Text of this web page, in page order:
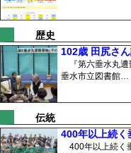
歴史
102歳 田尻さ
『第六垂水丸遭
垂水市立図書館…
伝統
400年以上続
400年以上続く